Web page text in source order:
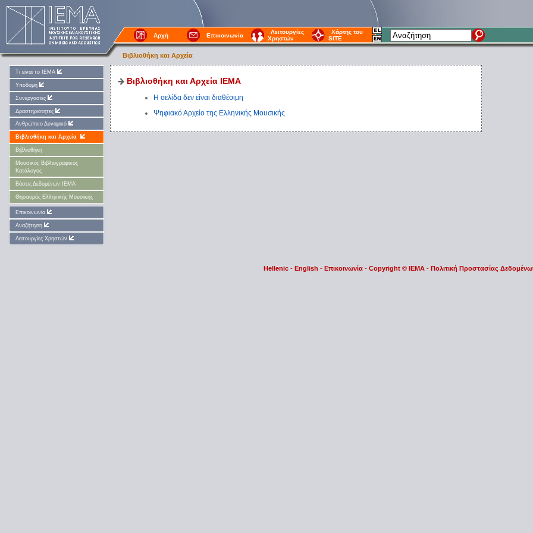
Αρχή Επικοινωνία
Λειτουργίες
Χρηστών
Χάρτης του
SITE
Βιβλιοθήκη και Αρχεία
Τι είναι το ΙΕΜΑ
Υποδομή
Συνεργασίες
Δραστηριότητες
Ανθρώπινο Δυναμικό
Βιβλιοθήκη και Αρχεία
Βιβλιοθήκη
Μουσικός Βιβλιογραφικός
Κατάλογος
Βάσεις Δεδομένων ΙΕΜΑ
Θησαυρός Ελληνικής Μουσικής
Επικοινωνία
Αναζήτηση
Λειτουργίες Χρηστών
Βιβλιοθήκη και Αρχεία ΙΕΜΑ
Η σελίδα δεν είναι διαθέσιμη
Ψηφιακό Αρχείο της Ελληνικής Μουσικής
Hellenic - English - Επικοινωνία - Copyright © IEMA - Πολιτική Προστασίας